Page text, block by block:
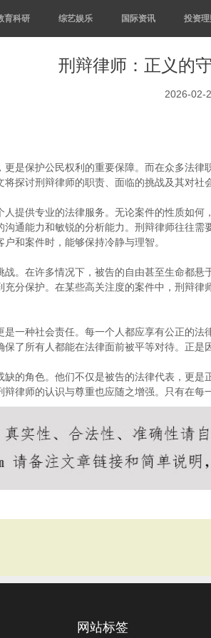
育科研 综艺娱乐 国际资讯 投资
刑辩律师：正义的
2026-02-
是保护公民权利的重要保障。而在众多法
探讨刑辩律师的职责、面临的挑战及其对社
提供专业的法律服务。无论案件的性质如
通能力和敏锐的分析能力。刑辩律师往往
和案件时，能够保持冷静与理智。
。在许多情况下，被告的自由甚至生命都
分保护。在某些高关注度的案件中，刑辩
一种社会责任。每一个人都应享有公正的
了所有人都能在法律面前被平等对待。正
的角色。他们不仅是被告的法律代表，更
律师的认识与尊重也应随之增强。只有在每
网站标签